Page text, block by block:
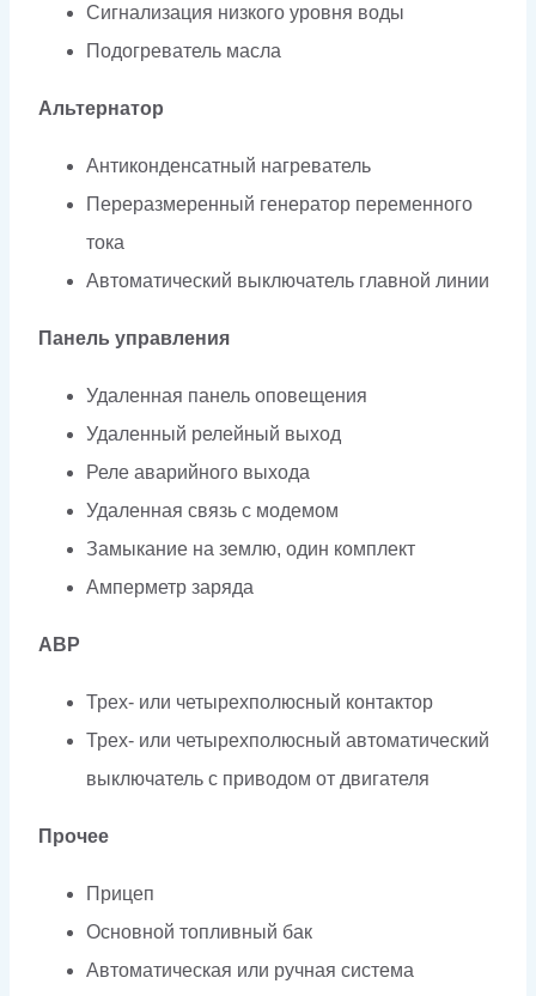
Сигнализация низкого уровня воды
Подогреватель масла
Альтернатор
Антиконденсатный нагреватель
Переразмеренный генератор переменного
тока
Автоматический выключатель главной линии
Панель управления
Удаленная панель оповещения
Удаленный релейный выход
Реле аварийного выхода
Удаленная связь с модемом
Замыкание на землю, один комплект
Амперметр заряда
АВР
Трех- или четырехполюсный контактор
Трех- или четырехполюсный автоматический
выключатель с приводом от двигателя
Прочее
Прицеп
Основной топливный бак
Автоматическая или ручная система